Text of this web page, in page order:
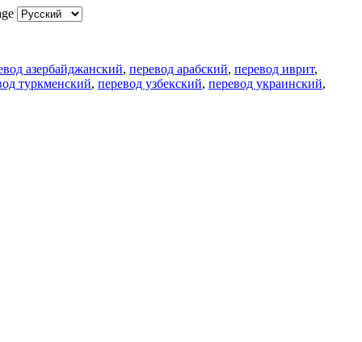
азербайджанский, перевод арабский, перевод иврит,
туркменский, перевод узбекский, перевод украинский,